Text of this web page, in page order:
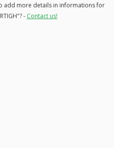
add more details in informations for
- Contact us!